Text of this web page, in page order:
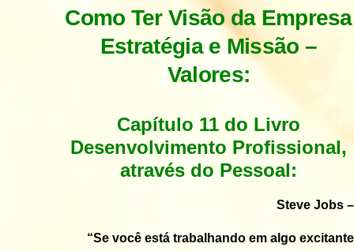
Como Ter Visão da Empresa
Estratégia e Missão –
Valores:
Capítulo 11 do Livro
Desenvolvimento Profissional,
através do Pessoal:
Steve Jobs –
“Se você está trabalhando em algo excitante